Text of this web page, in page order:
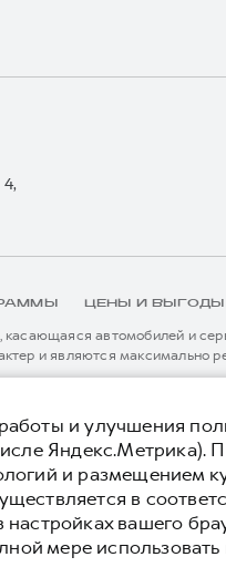
ЦЕНЫ И ВЫГОДЫ
автомобилей и
и являются
к ближайшему официальному
Политика
и улучшения
Яндекс.Метрика).
и размещением
в
вашего
мере